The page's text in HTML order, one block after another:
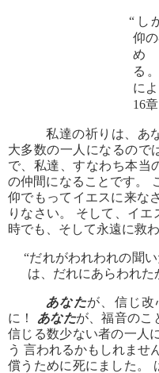
“し
仰
る
に
16章
私達の祈りは、あ
大多数の一人になるので
で、私達、すなわち本当
の仲間になることです。
仰でもってイエスに来な
りなさい。 そして、イ
時でも、そして永遠に救わ
“だれがわれわれの聞
は、だれにあらわれた
あなたが、信じ
に！ あなたが、福音のこ
信じる数少ない者の一人
う 言われるかもしれませ
償うために死にました。